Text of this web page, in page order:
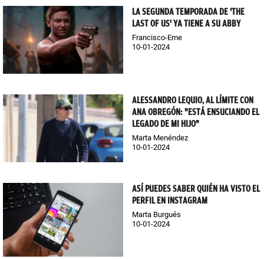
LA SEGUNDA TEMPORADA DE 'THE
LAST OF US' YA TIENE A SU ABBY
Francisco-Eme
10-01-2024
ALESSANDRO LEQUIO, AL LÍMITE CON
ANA OBREGÓN: "ESTÁ ENSUCIANDO EL
LEGADO DE MI HIJO"
Marta Menéndez
10-01-2024
ASÍ PUEDES SABER QUIÉN HA VISTO EL
PERFIL EN INSTAGRAM
Marta Burgués
10-01-2024